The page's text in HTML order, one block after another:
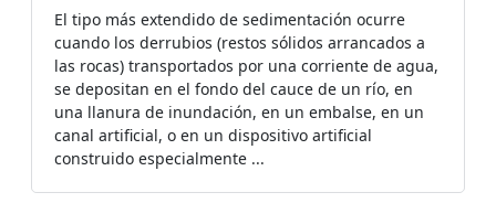
El tipo más extendido de sedimentación ocurre
cuando los derrubios (restos sólidos arrancados a
las rocas) transportados por una corriente de agua,
se depositan en el fondo del cauce de un río, en
una llanura de inundación, en un embalse, en un
canal artificial, o en un dispositivo artificial
construido especialmente ...